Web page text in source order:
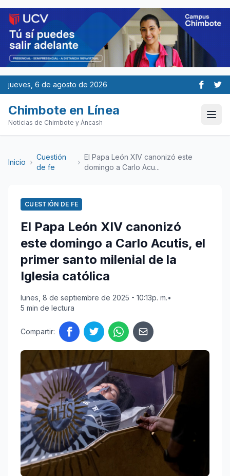
jueves, 6 de agosto de 2026
Chimbote en Línea
Noticias de Chimbote y Áncash
Inicio ›
Cuestión
de fe
›
El Papa León XIV canonizó este
domingo a Carlo Acu...
CUESTIÓN DE FE
El Papa León XIV canonizó
este domingo a Carlo Acutis, el
primer santo milenial de la
Iglesia católica
lunes, 8 de septiembre de 2025 - 10:13p. m.•
5 min de lectura
Compartir: